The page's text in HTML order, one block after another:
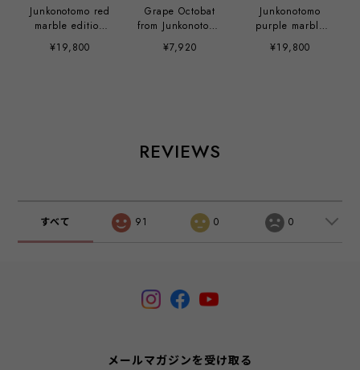
Junkonotomo red
marble edition
POPUP STORE
EXCLUSIVE Set of
¥19,800
Grape Octobat
from Junkonotomo
by Junko Mizuno
¥7,920
Junkonotomo
purple marble
edition POPUP
STORE
¥19,800
REVIEWS
すべて 91 0 0
メールマガジンを受け取る